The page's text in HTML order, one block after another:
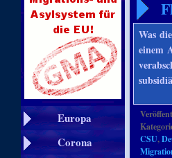
Europa
Corona
Was
einem
CSU,